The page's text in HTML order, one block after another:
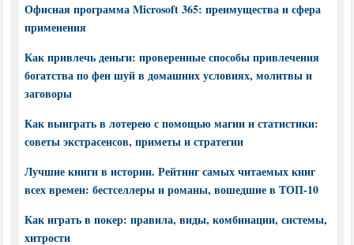
Офисная программа Microsoft 365: преимущества и сфера
применения
Как привлечь деньги: проверенные способы привлечения
богатства по фен шуй в домашних условиях, молитвы и
заговоры
Как выиграть в лотерею с помощью магии и статистики:
советы экстрасенсов, приметы и стратегии
Лучшие книги в истории. Рейтинг самых читаемых книг
всех времен: бестселлеры и романы, вошедшие в ТОП-10
Как играть в покер: правила, виды, комбинации, системы,
хитрости